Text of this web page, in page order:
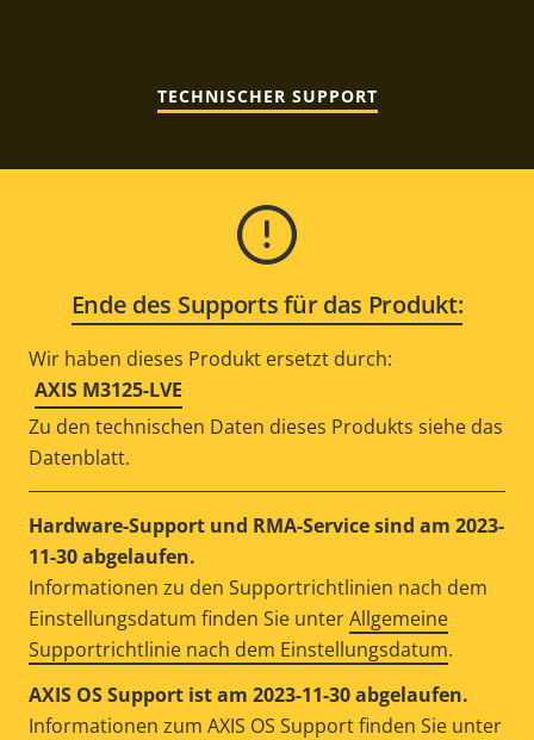
TECHNISCHER SUPPORT
Ende des Supports für das Produkt:
Wir haben dieses Produkt ersetzt durch:
AXIS M3125-LVE
Zu den technischen Daten dieses Produkts siehe das
Datenblatt.
Hardware-Support und RMA-Service sind am 2023-
11-30 abgelaufen.
Informationen zu den Supportrichtlinien nach dem
Einstellungsdatum finden Sie unterAllgemeine
Supportrichtlinie nach dem Einstellungsdatum.
AXIS OS Support ist am 2023-11-30 abgelaufen.
Informationen zum AXIS OS Support finden Sie unter